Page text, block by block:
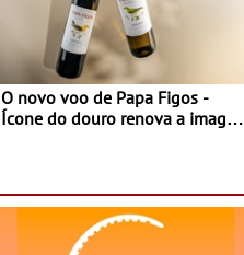
O novo voo de Papa Figos -
Ícone do douro renova a imagem